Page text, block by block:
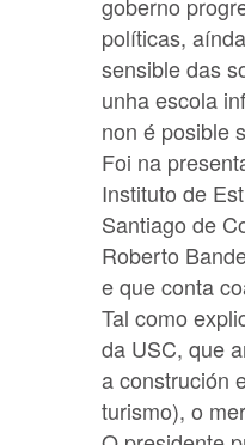
políticas,
sensible das
unha escola
non é posible
Foi na
Instituto de
Santiago de
Roberto
e que conta
Tal como
da USC, que
a construción
turismo), o